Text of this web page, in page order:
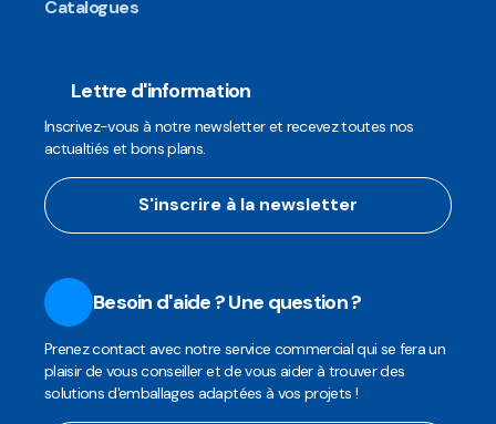
Catalogues
Lettre d'information
Inscrivez-vous à notre newsletter et recevez toutes nos
actualtiés et bons plans.
S'inscrire à la newsletter
Besoin d'aide ? Une question ?
Prenez contact avec notre service commercial qui se fera un
plaisir de vous conseiller et de vous aider à trouver des
solutions d'emballages adaptées à vos projets !